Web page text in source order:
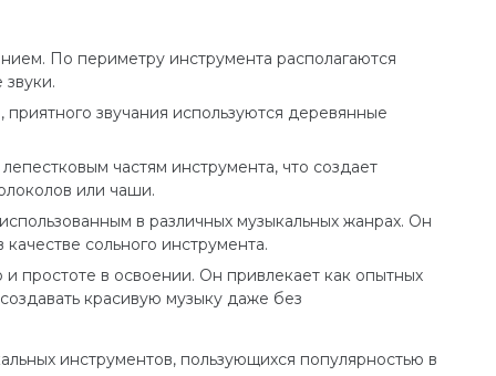
По периметру инструмента располагаются
приятного звучания используются деревянные
частям инструмента, что создает
или чаши.
в различных музыкальных жанрах. Он
сольного инструмента.
простоте в освоении. Он привлекает как опытных
красивую музыку даже без
инструментов, пользующихся популярностью в